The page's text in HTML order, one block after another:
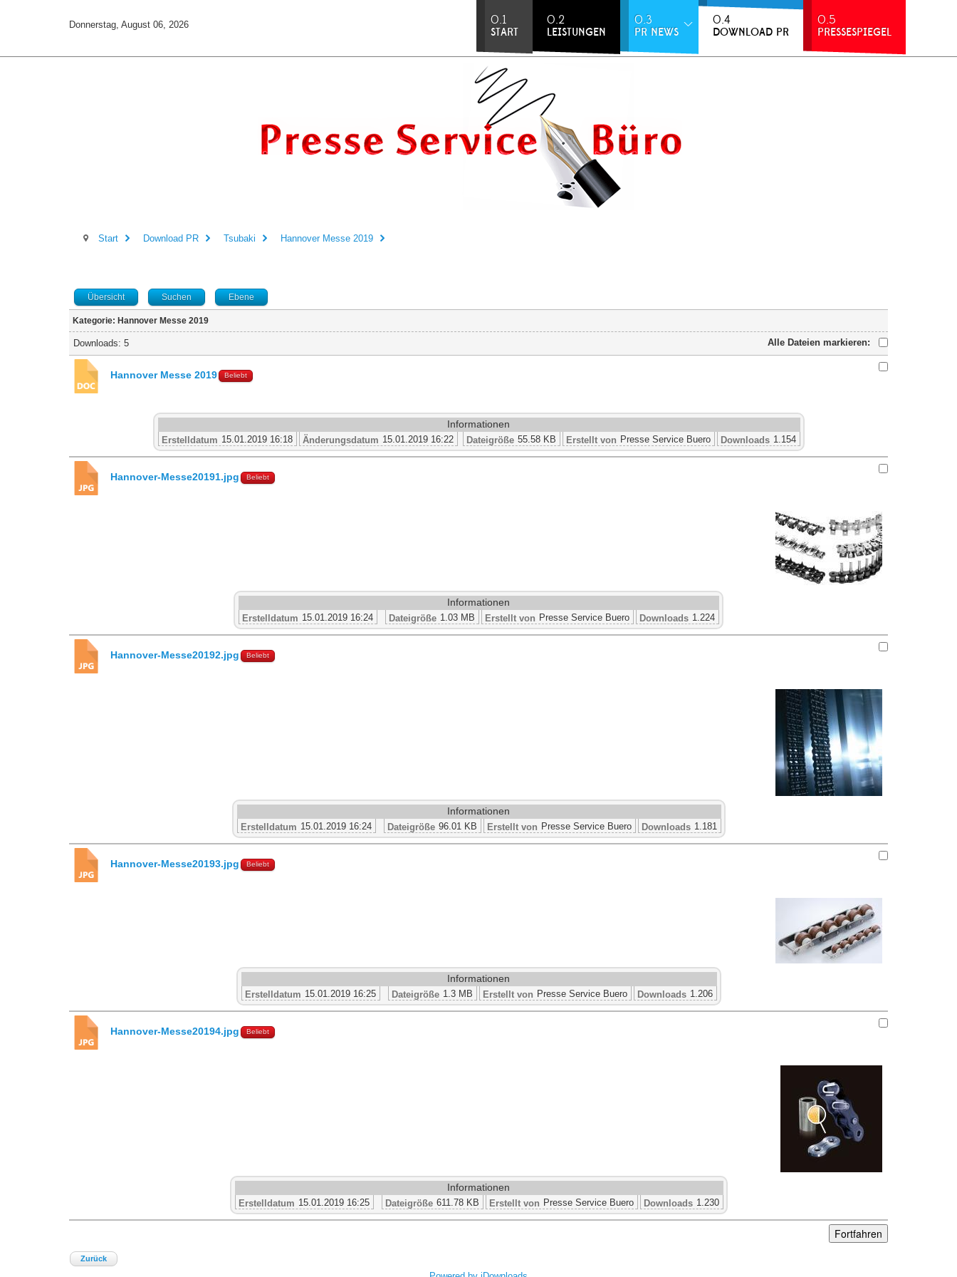
Donnerstag, August 06, 2026 0.1
START
0.2
LEISTUNGEN
0.3
PR NEWS
0.4
DOWNLOAD PR
0.5
PRESSESPIEGEL
Start Download PR Tsubaki Hannover Messe 2019
Übersicht Suchen Ebene
Kategorie: Hannover Messe 2019
Alle Dateien markieren:
Downloads: 5
Hannover Messe 2019 Beliebt
Informationen
Erstelldatum 15.01.2019 16:18 Änderungsdatum 15.01.2019 16:22 Dateigröße 55.58 KB Erstellt von Presse Service Buero Downloads 1.154
Hannover-Messe20191.jpg Beliebt
Informationen
Erstelldatum 15.01.2019 16:24 Dateigröße 1.03 MB Erstellt von Presse Service Buero Downloads 1.224
Hannover-Messe20192.jpg Beliebt
Informationen
Erstelldatum 15.01.2019 16:24 Dateigröße 96.01 KB Erstellt von Presse Service Buero Downloads 1.181
Hannover-Messe20193.jpg Beliebt
Informationen
Erstelldatum 15.01.2019 16:25 Dateigröße 1.3 MB Erstellt von Presse Service Buero Downloads 1.206
Hannover-Messe20194.jpg Beliebt
Informationen
Erstelldatum 15.01.2019 16:25 Dateigröße 611.78 KB Erstellt von Presse Service Buero Downloads 1.230
Zurück